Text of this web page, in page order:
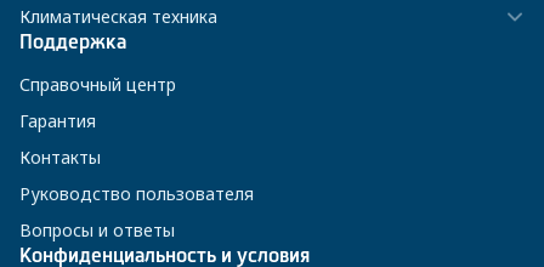
Климатическая техника
Поддержка
Справочный центр
Гарантия
Контакты
Руководство пользователя
Вопросы и ответы
Конфиденциальность и условия